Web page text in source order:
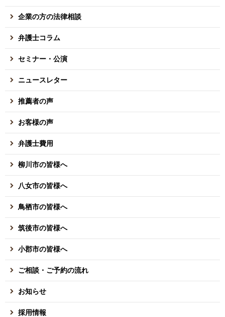
企業の方の法律相談
弁護士コラム
セミナー・公演
ニュースレター
推薦者の声
お客様の声
弁護士費用
柳川市の皆様へ
八女市の皆様へ
鳥栖市の皆様へ
筑後市の皆様へ
小郡市の皆様へ
ご相談・ご予約の流れ
お知らせ
採用情報